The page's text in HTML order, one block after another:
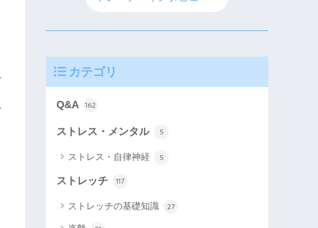
カテゴリ
Q&A 162
ストレス・メンタル 5
ストレス・自律神経 5
ストレッチ 117
ストレッチの基礎知識 27